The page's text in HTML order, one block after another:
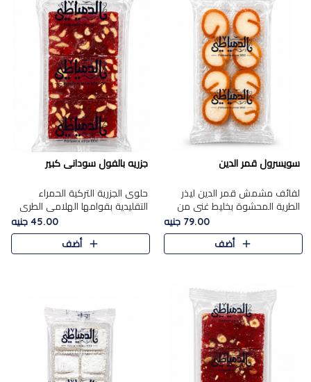
سويسرول قمر الدين
لفائف مشمش قمر الدين ليذر
الطرية المحشوة بخليط غني من
جوز الهند الأبيض والمكسرات
الفاخرة، يقدم المذاق الحلو
الطبيعي لقمر الدين و تجمع بين
79.00 جنيه
أضف
جزريه بالفول سودانى كبير
حلوى الجزرية التركية الحمراء
التقليدية بقوامها الهلامي الطري
ولونها الأحمر المميز، محشوة
بسخاء بالفول السوداني المحمص
لتمنحك توازنًا رائعًا ..
45.00 جنيه
أضف